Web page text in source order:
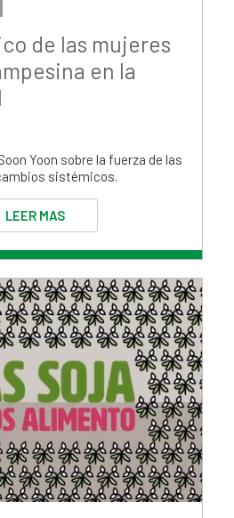
de las mujeres
en la
Yoon sobre la fuerza de las
sistémicos.
LEER MAS